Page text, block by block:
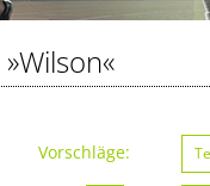
»Wilson«
Vorschläge: